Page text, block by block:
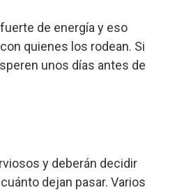
de energía y eso
quienes los rodean. Si
unos días antes de
y deberán decidir
dejan pasar. Varios